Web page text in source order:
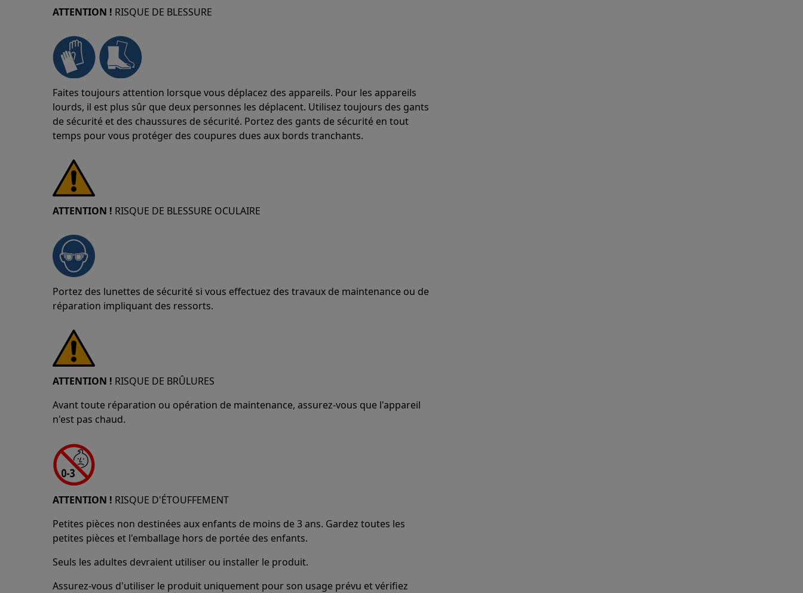
ATTENTION ! RISQUE DE BLESSURE
Faites toujours attention lorsque vous déplacez des appareils. Pour les appareils
lourds, il est plus sûr que deux personnes les déplacent. Utilisez toujours des gants
de sécurité et des chaussures de sécurité. Portez des gants de sécurité en tout
temps pour vous protéger des coupures dues aux bords tranchants.
ATTENTION ! RISQUE DE BLESSURE OCULAIRE
Portez des lunettes de sécurité si vous effectuez des travaux de maintenance ou de
réparation impliquant des ressorts.
ATTENTION ! RISQUE DE BRÛLURES
Avant toute réparation ou opération de maintenance, assurez-vous que l'appareil
n'est pas chaud.
ATTENTION ! RISQUE D'ÉTOUFFEMENT
Petites pièces non destinées aux enfants de moins de 3 ans. Gardez toutes les
petites pièces et l'emballage hors de portée des enfants.
Seuls les adultes devraient utiliser ou installer le produit.
Assurez-vous d'utiliser le produit uniquement pour son usage prévu et vérifiez